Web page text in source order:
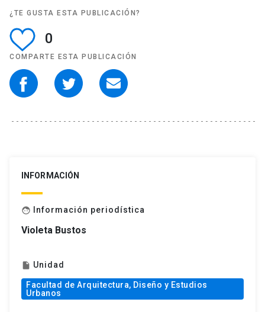
¿TE GUSTA ESTA PUBLICACIÓN?
0
COMPARTE ESTA PUBLICACIÓN
INFORMACIÓN
face Información periodística
Violeta Bustos
insert_drive_file Unidad
Facultad de Arquitectura, Diseño y Estudios
Urbanos